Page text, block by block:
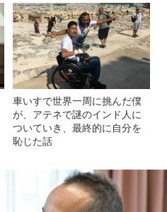
車いすで世界一周に挑んだ僕
が、アテネで謎のインド人に
ついていき、最終的に自分を
恥じた話